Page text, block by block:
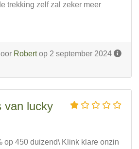
trekking zelf zal zeker meer
Robertop 2 september 2024
van lucky
op 450 duizend\ Klink klare onzin